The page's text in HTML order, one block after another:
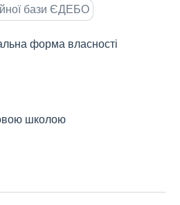
бази ЄДЕБО
форма власності
школою